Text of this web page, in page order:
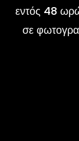
εντός 48
σε